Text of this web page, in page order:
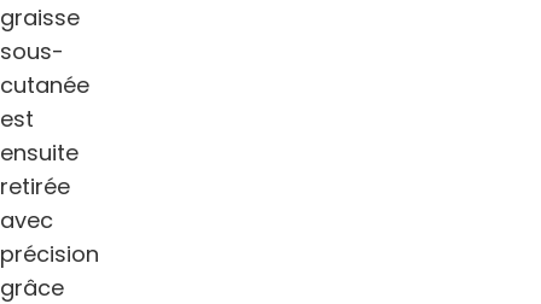
graisse
sous-
cutanée
est
ensuite
retirée
avec
précision
grâce